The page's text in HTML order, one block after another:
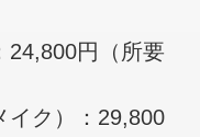
24,800円（所要
イク）：29,800